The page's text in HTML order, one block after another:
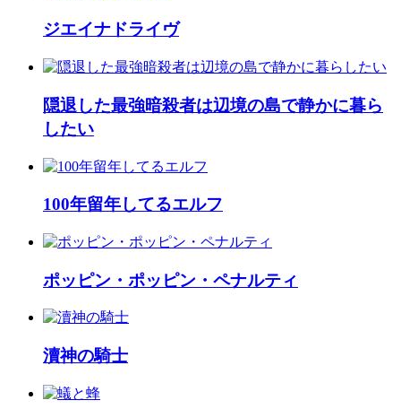
ジエイナドライヴ
隠退した最強暗殺者は辺境の島で静かに暮ら
したい
100年留年してるエルフ
ポッピン・ポッピン・ペナルティ
瀆神の騎士